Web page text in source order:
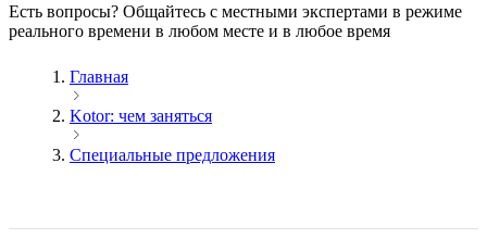
Есть вопросы? Общайтесь с местными экспертами в режиме
реального времени в любом месте и в любое время
Главная
Kotor: чем заняться
Специальные предложения